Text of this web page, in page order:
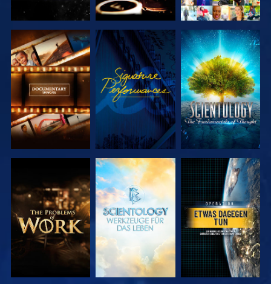
SERIE
ENTDECKEN
ANSEHEN
SERIE
ENTDECKEN
SERIE
ENTDECKEN
SERIE
ENTDECKEN
ANSEHEN